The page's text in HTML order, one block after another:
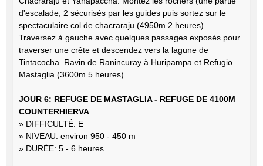
d'escalade, 2 sécurisés par les guides puis sortez sur le
spectaculaire col de chacraraju (4950m 2 heures).
Traversez à gauche avec quelques passages exposés pour
traverser une crête et descendez vers la lagune de
Tintacocha. Ravin de Ranincuray à Huripampa et Refugio
Mastaglia (3600m 5 heures)
JOUR 6: REFUGE DE MASTAGLIA - REFUGE DE 4100M
COUNTERHIERVA
» DIFFICULTÉ: E
» NIVEAU: environ 950 - 450 m
» DURÉE: 5 - 6 heures